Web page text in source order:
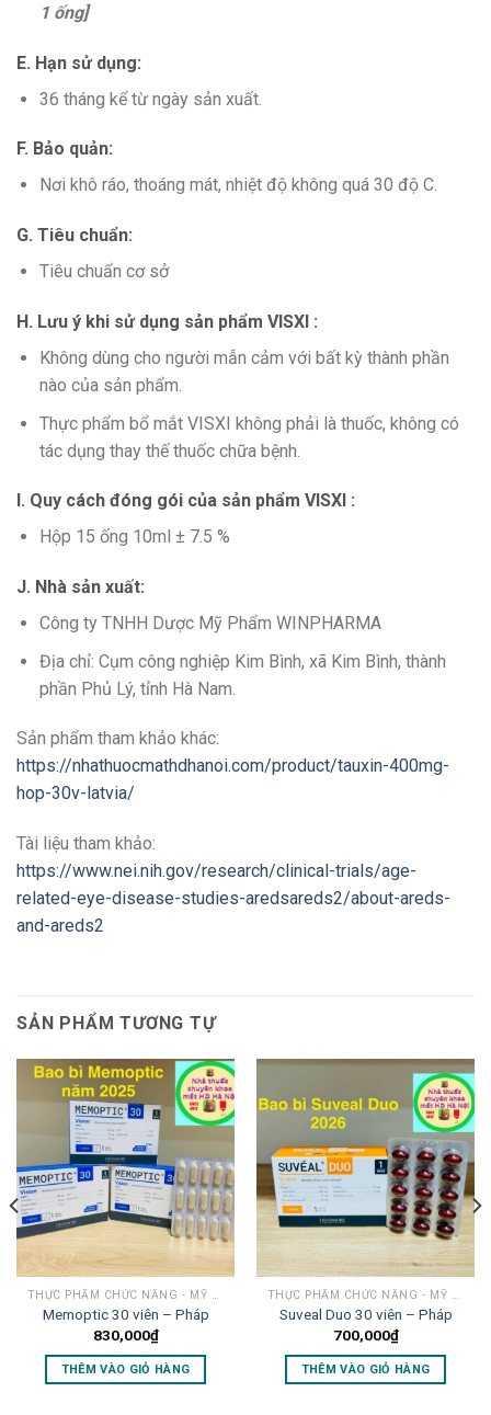
1 ống]
E. Hạn sử dụng:
36 tháng kể từ ngày sản xuất.
F. Bảo quản:
Nơi khô ráo, thoáng mát, nhiệt độ không quá 30 độ C.
G. Tiêu chuẩn:
Tiêu chuẩn cơ sở
H. Lưu ý khi sử dụng sản phẩm VISXI :
Không dùng cho người mẫn cảm với bất kỳ thành phần
nào của sản phẩm.
Thực phẩm bổ mắt VISXI không phải là thuốc, không có
tác dụng thay thế thuốc chữa bệnh.
I. Quy cách đóng gói của sản phẩm VISXI :
Hộp 15 ống 10ml ± 7.5 %
J. Nhà sản xuất:
Công ty TNHH Dược Mỹ Phẩm WINPHARMA
Địa chỉ: Cụm công nghiệp Kim Bình, xã Kim Bình, thành
phần Phủ Lý, tỉnh Hà Nam.
Sản phẩm tham khảo khác:
https://nhathuocmathdhanoi.com/product/tauxin-400mg-
hop-30v-latvia/
Tài liệu tham khảo:
https://www.nei.nih.gov/research/clinical-trials/age-
related-eye-disease-studies-aredsareds2/about-areds-
and-areds2
SẢN PHẨM TƯƠNG TỰ
Memoptic 30 viên – Pháp
830,000₫
THÊM VÀO GIỎ HÀNG
Suveal Duo 30 viên – Pháp
700,000₫
THÊM VÀO GIỎ HÀNG